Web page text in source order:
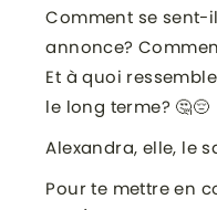
Comment se sent-
annonce?
Et à quoi
le long terme? 🤔😔
Alexandra, elle, le
Pour te mettre en